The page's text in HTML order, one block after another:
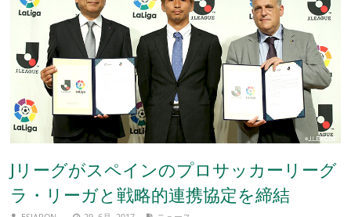
Jリーグがスペインのプロサッカーリーグ
ラ・リーガと戦略的連携協定を締結